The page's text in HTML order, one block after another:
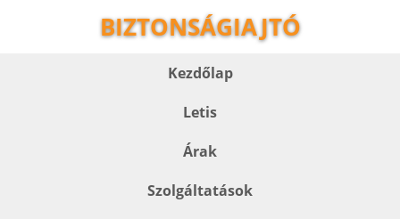
BIZTONSÁGIAJTÓ
Kezdőlap
Letis
Árak
Szolgáltatások